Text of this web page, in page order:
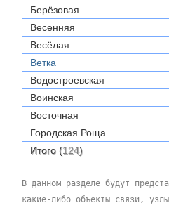
Берёзовая
Весенняя
Весёлая
Ветка
Водостроевская
Воинская
Восточная
Городская Роща
Итого (124)
В данном разделе будут
какие-либо объекты связи,